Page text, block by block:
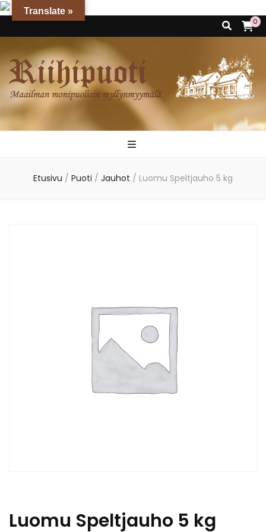
0
Riihipuoti
Maailman monipuolisin myllynmyymälä
Etusivu / Puoti / Jauhot / Luomu Speltjauho 5 kg
Luomu Speltjauho 5 kg
Translate »